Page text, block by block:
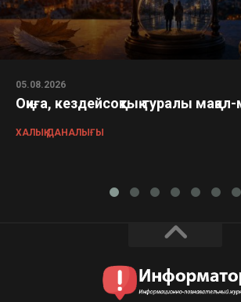
05.08.2026
Оқиға, кездейсоқтық туралы
ХАЛЫҚ ДАНАЛЫҒЫ